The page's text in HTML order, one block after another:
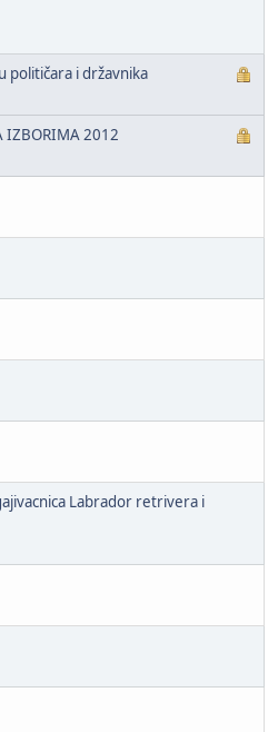
političara i državnika
IZBORIMA 2012
Labrador retrivera i